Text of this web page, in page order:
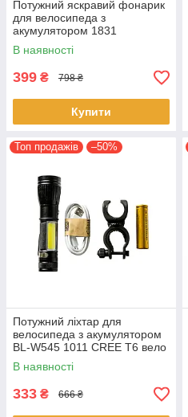
Потужний яскравий фонарик
для велосипеда з
акумулятором 1831
велофонарик акумуляторний
18650
В наявності
399 ₴ 798 ₴
Купити
Топ продажів –50%
Потужний ліхтар для
велосипеда з акумулятором
BL-W545 1011 CREE T6 вело
ліхтарик велосипедний
велоліхтар
В наявності
333 ₴ 666 ₴